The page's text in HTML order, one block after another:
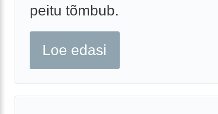
peitu tõmbub.
Loe edasi